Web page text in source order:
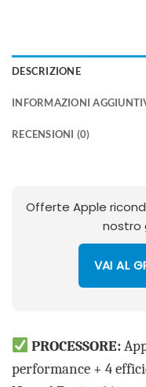
DESCRIZIONE
INFORMAZIONI
RECENSIONI (0)
Offerte Apple
nostro
VAI AL
PROCESSORE:
performance + 4